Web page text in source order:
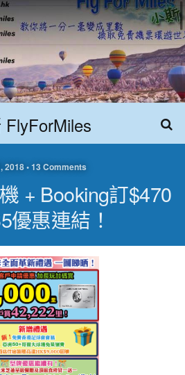
FlyForMiles
2018 • 13 Comments
+ Booking訂$470
優惠連結！